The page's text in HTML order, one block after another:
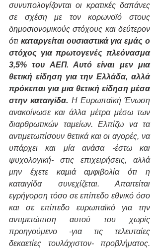
συνυπολογίζονται οι κρατικές δαπάνες
σε σχέση με τον κορωνοϊό στους
δημοσιονομικούς στόχους και δεύτερον
ότι καταργείται ουσιαστικά για εμάς ο
στόχος για πρωτογενές πλεόνασμα
3,5% του ΑΕΠ. Αυτό είναι μεν μια
θετική είδηση για την Ελλάδα, αλλά
πρόκειται για μια θετική είδηση μέσα
στην καταιγίδα. Η Ευρωπαϊκή Ένωση
ανακοίνωσε και άλλα μέτρα μέσω των
διαρθρωτικών ταμείων. Ελπίζω να τα
αντιμετωπίσουν θετικά και οι αγορές, να
υπάρχει και μία ανάσα -έστω και
ψυχολογική- στις επιχειρήσεις, αλλά
μην έχετε καμιά αμφιβολία ότι η
καταιγίδα συνεχίζεται. Απαιτείται
εγρήγορση τόσο σε επίπεδο εθνικό όσο
και σε επίπεδο ευρωπαϊκό για την
αντιμετώπιση αυτού του χωρίς
προηγούμενο -για τις τελευταίες
δεκαετίες τουλάχιστον- προβλήματος.